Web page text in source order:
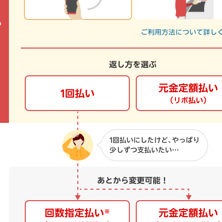
ご利用方法について詳し
返し方を選ぶ
1回払い
元金定額払い
（リボ払い）
あとから変更可能！
回数指定払い※ 元金定額払い